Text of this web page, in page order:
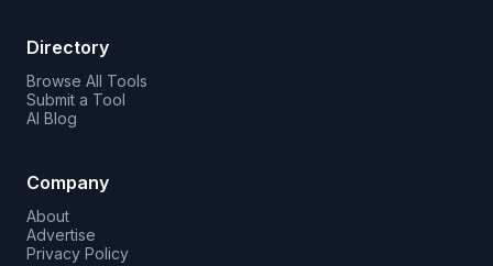
Directory
Browse All Tools
Submit a Tool
AI Blog
Company
About
Advertise
Privacy Policy